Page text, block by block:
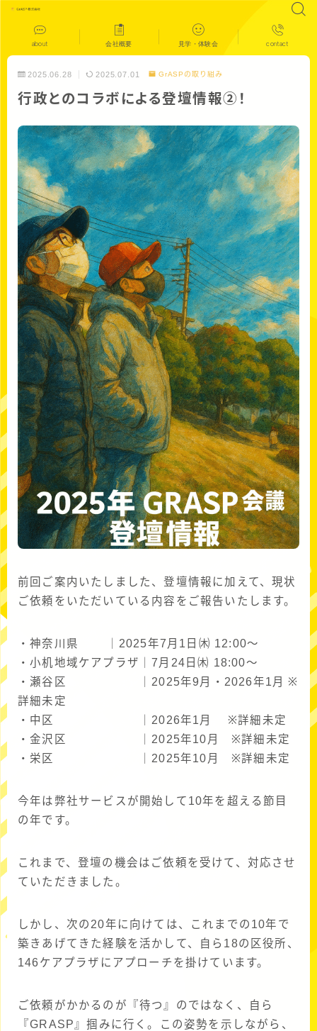
about 会社概要 見学・体験会 contact
2025.06.28 2025.07.01 GrASPの取り組み
行政とのコラボによる登壇情報➁！
前回ご案内いたしました、登壇情報に加えて、現状
ご依頼をいただいている内容をご報告いたします。
・神奈川県 ｜2025年7月1日㈭ 12:00～
・小机地域ケアプラザ｜7月24日㈭ 18:00～
・瀬谷区 ｜2025年9月・2026年1月 ※
詳細未定
・中区 ｜2026年1月 ※詳細未定
・金沢区 ｜2025年10月 ※詳細未定
・栄区 ｜2025年10月 ※詳細未定
今年は弊社サービスが開始して10年を超える節目
の年です。
これまで、登壇の機会はご依頼を受けて、対応させ
ていただきました。
しかし、次の20年に向けては、これまでの10年で
築きあげてきた経験を活かして、自ら18の区役所、
146ケアプラザにアプローチを掛けています。
ご依頼がかかるのが『待つ』のではなく、自ら
『GRASP』掴みに行く。この姿勢を示しながら、